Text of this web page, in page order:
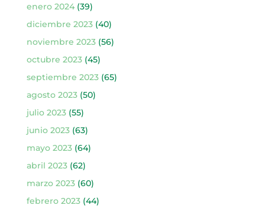
enero 2024(39)
diciembre 2023(40)
noviembre 2023(56)
octubre 2023(45)
septiembre 2023(65)
agosto 2023(50)
julio 2023(55)
junio 2023(63)
mayo 2023(64)
abril 2023(62)
marzo 2023(60)
febrero 2023(44)